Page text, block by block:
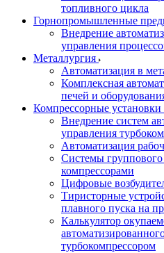
топливного цикла
Горнопромышленные
Внедрение
управления
Металлургия
Автоматизация в
Комплексная
печей и
Компрессорные установки
Внедрение систем
управления
Автоматизация
Системы группового
компрессорами
Цифровые
Тиристорные
плавного пуска на
Калькулятор
турбокомпрессором